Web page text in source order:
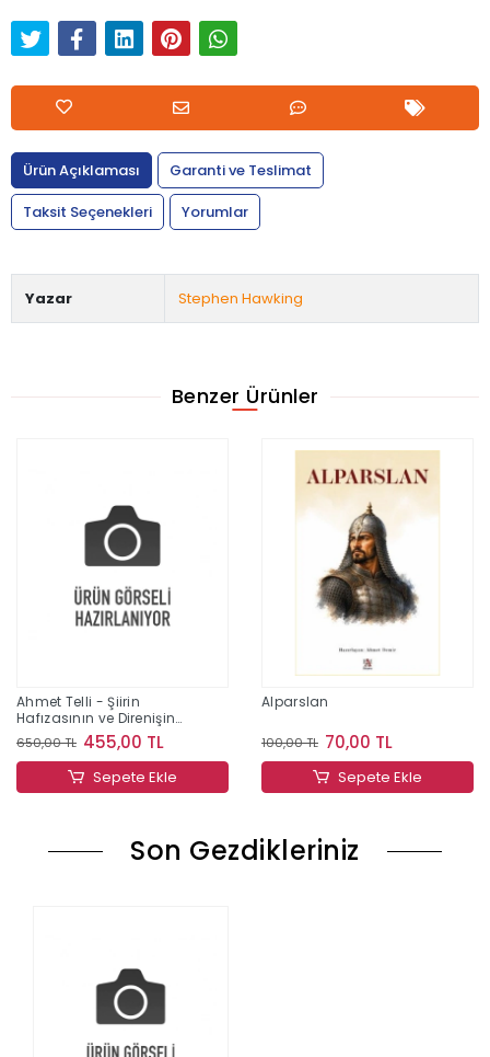
Ürün Açıklaması
Garanti ve Teslimat
Taksit Seçenekleri
Yorumlar
Yazar Stephen Hawking
Benzer Ürünler
Ahmet Telli - Şiirin
Hafızasının ve Direnişin
İzinde Bir Yaşam
650,00 TL 455,00 TL
Sepete Ekle
Alparslan
100,00 TL 70,00 TL
Sepete Ekle
Son Gezdikleriniz